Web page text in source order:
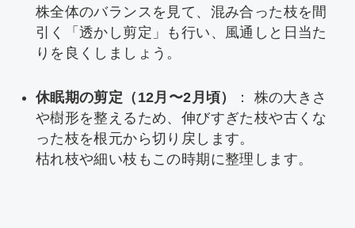
株全体のバランスを見て、混み合った枝を間
引く「透かし剪定」も行い、風通しと日当た
りを良くしましょう。
休眠期の剪定（12月〜2月頃）
： 株の大きさ
や樹形を整えるため、伸びすぎた枝や古くな
った枝を根元から切り戻します。
枯れ枝や細い枝もこの時期に整理します。